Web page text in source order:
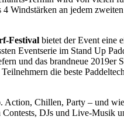
Windstärken an jedem
Festival bietet der Event eine
Eventserie im Stand Up
und das brandneue 2019er
die beste
Action, Chillen, Party – und
DJs und Live-Musik